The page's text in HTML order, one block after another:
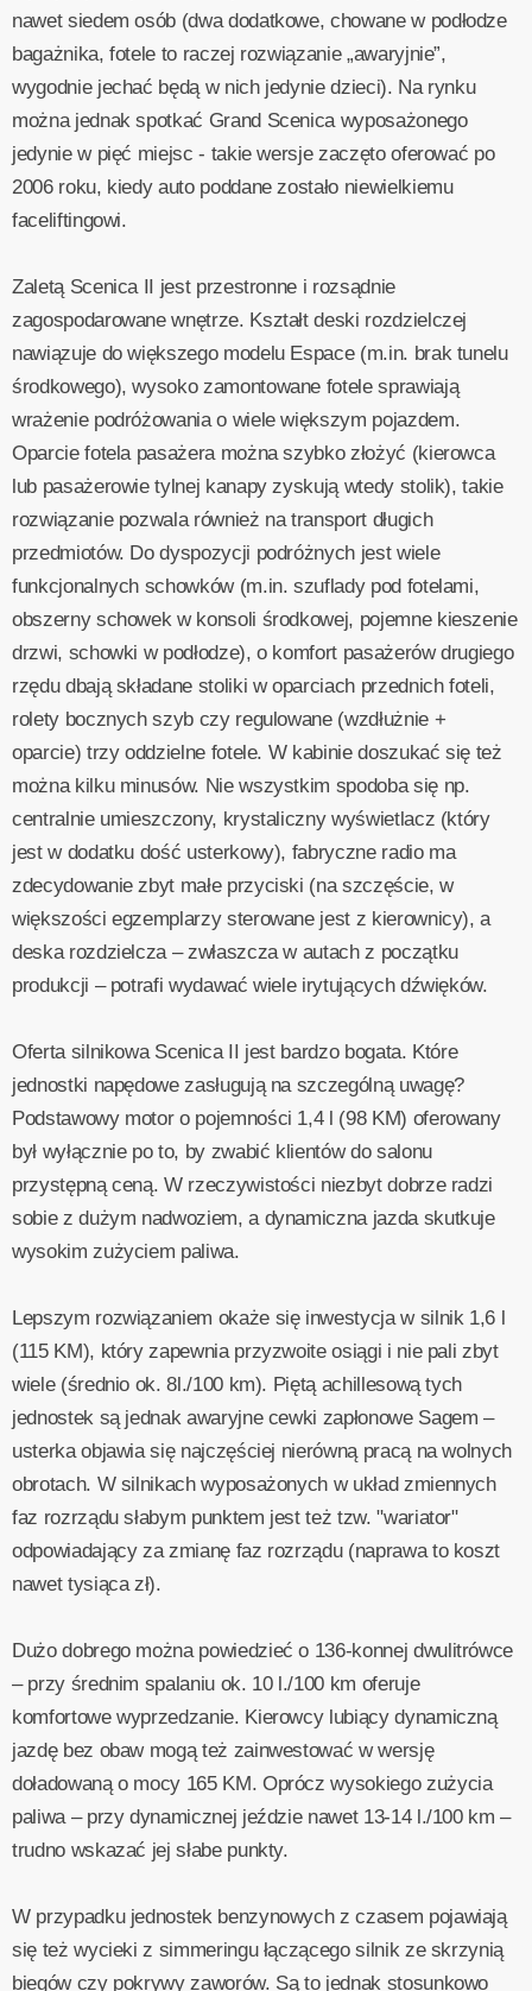
nawet siedem osób (dwa dodatkowe, chowane w podłodze
bagażnika, fotele to raczej rozwiązanie „awaryjnie”,
wygodnie jechać będą w nich jedynie dzieci). Na rynku
można jednak spotkać Grand Scenica wyposażonego
jedynie w pięć miejsc - takie wersje zaczęto oferować po
2006 roku, kiedy auto poddane zostało niewielkiemu
faceliftingowi.
Zaletą Scenica II jest przestronne i rozsądnie
zagospodarowane wnętrze. Kształt deski rozdzielczej
nawiązuje do większego modelu Espace (m.in. brak tunelu
środkowego), wysoko zamontowane fotele sprawiają
wrażenie podróżowania o wiele większym pojazdem.
Oparcie fotela pasażera można szybko złożyć (kierowca
lub pasażerowie tylnej kanapy zyskują wtedy stolik), takie
rozwiązanie pozwala również na transport długich
przedmiotów. Do dyspozycji podróżnych jest wiele
funkcjonalnych schowków (m.in. szuflady pod fotelami,
obszerny schowek w konsoli środkowej, pojemne kieszenie
drzwi, schowki w podłodze), o komfort pasażerów drugiego
rzędu dbają składane stoliki w oparciach przednich foteli,
rolety bocznych szyb czy regulowane (wzdłużnie +
oparcie) trzy oddzielne fotele. W kabinie doszukać się też
można kilku minusów. Nie wszystkim spodoba się np.
centralnie umieszczony, krystaliczny wyświetlacz (który
jest w dodatku dość usterkowy), fabryczne radio ma
zdecydowanie zbyt małe przyciski (na szczęście, w
większości egzemplarzy sterowane jest z kierownicy), a
deska rozdzielcza – zwłaszcza w autach z początku
produkcji – potrafi wydawać wiele irytujących dźwięków.
Oferta silnikowa Scenica II jest bardzo bogata. Które
jednostki napędowe zasługują na szczególną uwagę?
Podstawowy motor o pojemności 1,4 l (98 KM) oferowany
był wyłącznie po to, by zwabić klientów do salonu
przystępną ceną. W rzeczywistości niezbyt dobrze radzi
sobie z dużym nadwoziem, a dynamiczna jazda skutkuje
wysokim zużyciem paliwa.
Lepszym rozwiązaniem okaże się inwestycja w silnik 1,6 l
(115 KM), który zapewnia przyzwoite osiągi i nie pali zbyt
wiele (średnio ok. 8l./100 km). Piętą achillesową tych
jednostek są jednak awaryjne cewki zapłonowe Sagem –
usterka objawia się najczęściej nierówną pracą na wolnych
obrotach. W silnikach wyposażonych w układ zmiennych
faz rozrządu słabym punktem jest też tzw. "wariator"
odpowiadający za zmianę faz rozrządu (naprawa to koszt
nawet tysiąca zł).
Dużo dobrego można powiedzieć o 136-konnej dwulitrówce
– przy średnim spalaniu ok. 10 l./100 km oferuje
komfortowe wyprzedzanie. Kierowcy lubiący dynamiczną
jazdę bez obaw mogą też zainwestować w wersję
doładowaną o mocy 165 KM. Oprócz wysokiego zużycia
paliwa – przy dynamicznej jeździe nawet 13-14 l./100 km –
trudno wskazać jej słabe punkty.
W przypadku jednostek benzynowych z czasem pojawiają
się też wycieki z simmeringu łączącego silnik ze skrzynią
biegów czy pokrywy zaworów. Są to jednak stosunkowo